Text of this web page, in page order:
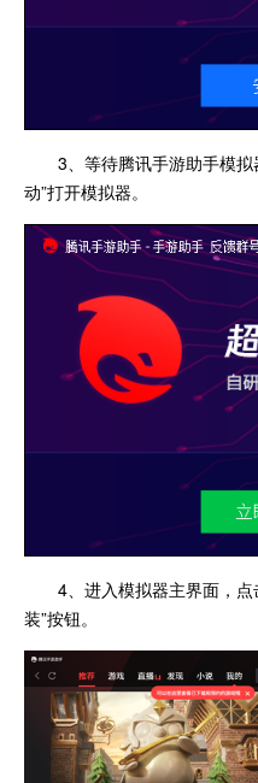
3、等待腾讯手游助手模拟
动”打开模拟器。
4、进入模拟器主界面，点
装”按钮。